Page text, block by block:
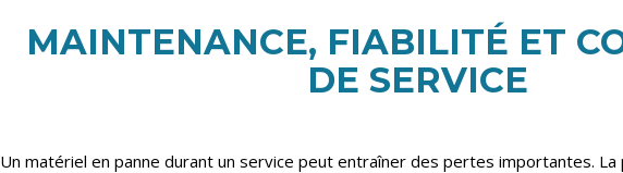
MAINTENANCE, FIABILITÉ ET
DE SERVICE
Un matériel en panne durant un service peut entraîner des pertes importantes.